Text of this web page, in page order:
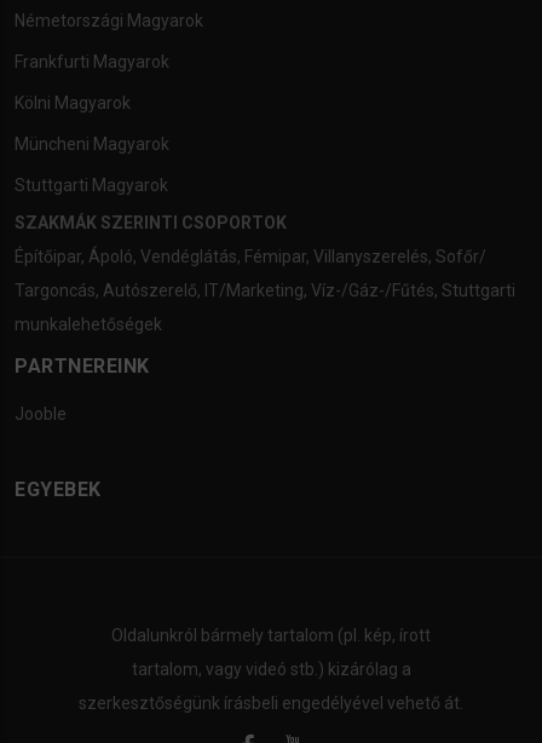
Németországi Magyarok
Frankfurti Magyarok
Kölni Magyarok
Müncheni Magyarok
Stuttgarti Magyarok
SZAKMÁK SZERINTI CSOPORTOK
Építőipar, Ápoló, Vendéglátás, Fémipar, Villanyszerelés, Sofőr/
Targoncás, Autószerelő, IT/Marketing, Víz-/Gáz-/Fűtés, Stuttgarti
munkalehetőségek
PARTNEREINK
Jooble
EGYEBEK
Oldalunkról bármely tartalom (pl. kép, írott
tartalom, vagy videó stb.) kizárólag a
szerkesztőségünk írásbeli engedélyével vehető át.